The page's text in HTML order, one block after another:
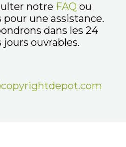
notre FAQ ou
une assistance.
dans les 24
jours ouvrables.